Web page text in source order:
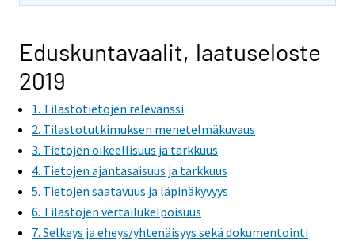
Eduskuntavaalit, laatuseloste
2019
1. Tilastotietojen relevanssi
2. Tilastotutkimuksen menetelmäkuvaus
3. Tietojen oikeellisuus ja tarkkuus
4. Tietojen ajantasaisuus ja tarkkuus
5. Tietojen saatavuus ja läpinäkyvyys
6. Tilastojen vertailukelpoisuus
7. Selkeys ja eheys/yhtenäisyys sekä dokumentointi